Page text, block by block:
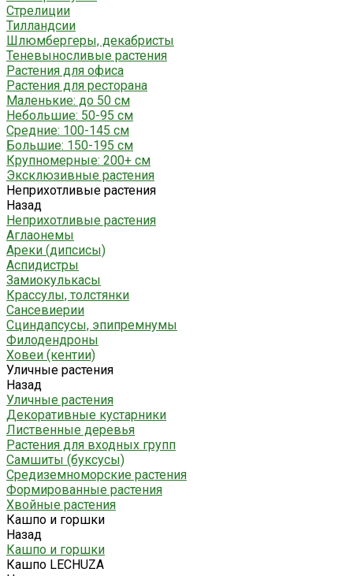
Стрелиции
Тилландсии
Шлюмбергеры, декабристы
Теневыносливые растения
Растения для офиса
Растения для ресторана
Маленькие: до 50 см
Небольшие: 50-95 см
Средние: 100-145 см
Большие: 150-195 см
Крупномерные: 200+ см
Эксклюзивные растения
Неприхотливые растения
Назад
Неприхотливые растения
Аглаонемы
Ареки (дипсисы)
Аспидистры
Замиокулькасы
Крассулы, толстянки
Сансевиерии
Сциндапсусы, эпипремнумы
Филодендроны
Ховеи (кентии)
Уличные растения
Назад
Уличные растения
Декоративные кустарники
Лиственные деревья
Растения для входных групп
Самшиты (буксусы)
Средиземноморские растения
Формированные растения
Хвойные растения
Кашпо и горшки
Назад
Кашпо и горшки
Кашпо LECHUZA